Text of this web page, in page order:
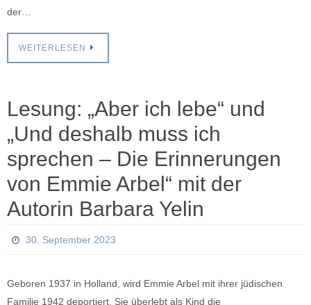
der…
WEITERLESEN
Lesung: „Aber ich lebe“ und
„Und deshalb muss ich
sprechen – Die Erinnerungen
von Emmie Arbel“ mit der
Autorin Barbara Yelin
30. September 2023
Geboren 1937 in Holland, wird Emmie Arbel mit ihrer jüdischen
Familie 1942 deportiert. Sie überlebt als Kind die